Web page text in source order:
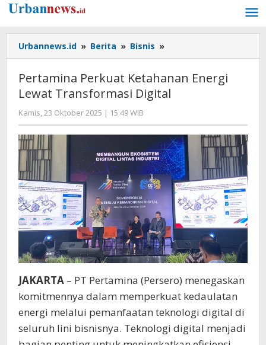
Lewati
konten
Urbannews.id » Berita » Bisnis »
Perkuat
Energi
Lewat
Pertamina Perkuat Ketahanan Energi
Lewat Transformasi Digital
Kamis, 23 Oktober 2025 | 15:49 WIB
Editor
JAKARTA – PT Pertamina (Persero) menegaskan
komitmennya dalam memperkuat kedaulatan
energi melalui pemanfaatan teknologi digital di
seluruh lini bisnisnya. Teknologi digital menjadi